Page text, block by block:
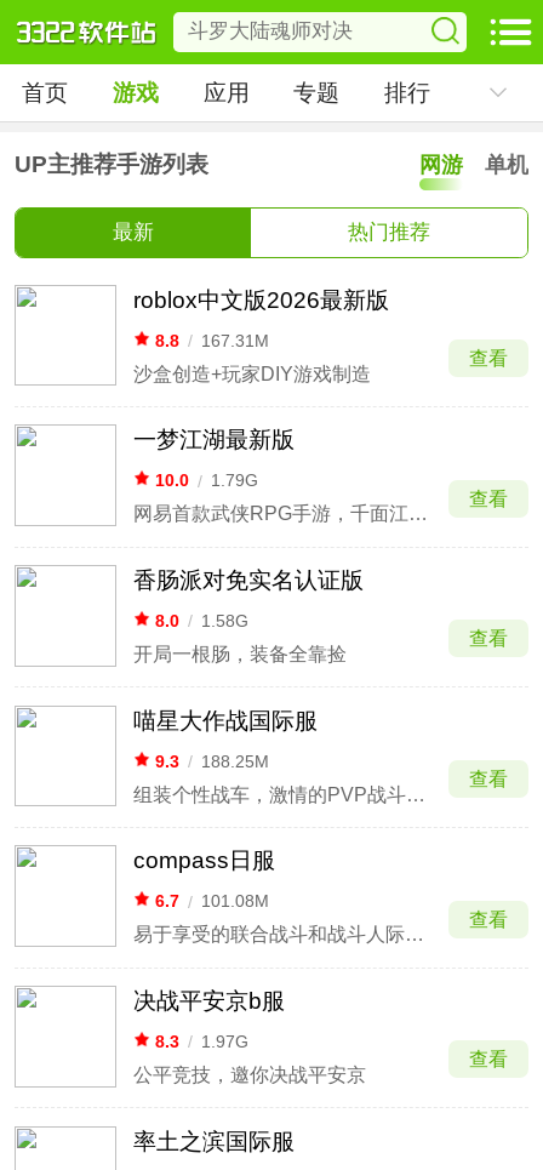
首页 游戏 应用 专题 排行
UP主推荐手游列表 网游 单机
最新 热门推荐
roblox中文版2026最新版
8.8 / 167.31M
沙盒创造+玩家DIY游戏制造
查看
一梦江湖最新版
10.0 / 1.79G
网易首款武侠RPG手游，千面江湖，万种人生
查看
香肠派对免实名认证版
8.0 / 1.58G
开局一根肠，装备全靠捡
查看
喵星大作战国际服
9.3 / 188.25M
组装个性战车，激情的PVP战斗再起
查看
compass日服
6.7 / 101.08M
易于享受的联合战斗和战斗人际团队战斗游戏
查看
决战平安京b服
8.3 / 1.97G
公平竞技，邀你决战平安京
查看
率土之滨国际服